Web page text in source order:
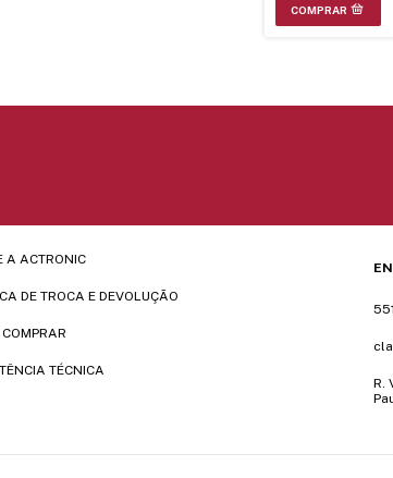
A ACTRONIC
DE TROCA E DEVOLUÇÃO
TÉCNICA
R.